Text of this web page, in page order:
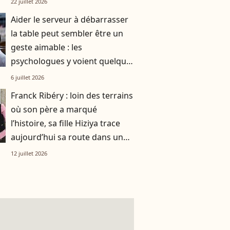
Aider le serveur à débarrasser
la table peut sembler être un
geste aimable : les
psychologues y voient quelque
chose de bien plus profond.
6 juillet 2026
Franck Ribéry : loin des terrains
où son père a marqué
l’histoire, sa fille Hiziya trace
aujourd’hui sa route dans un
tout autre univers
12 juillet 2026